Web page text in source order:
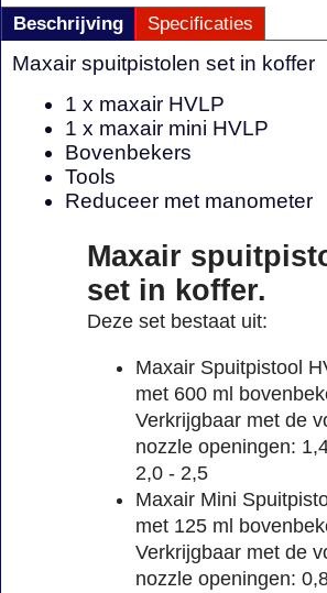
Beschrijving Specificaties
Maxair spuitpistolen set in koffer
1 x maxair HVLP
1 x maxair mini HVLP
Bovenbekers
Tools
Reduceer met manometer
Maxair
set in koffer.
Deze set bestaat uit:
Maxair Spuitpistool
met 600 ml
Verkrijgbaar met de
nozzle openingen:
2,0 - 2,5
Maxair Mini
met 125 ml
Verkrijgbaar met de
nozzle openingen: